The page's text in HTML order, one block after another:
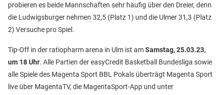
probieren es beide Mannschaften sehr häufig über den Dreier, denn
die Ludwigsburger nehmen 32,5 (Platz 1) und die Ulmer 31,3 (Platz
2) Versuche pro Spiel.
Tip-Off in der ratiopharm arena in Ulm ist amSamstag, 25.03.23,
um 18 Uhr. Alle Partien der easyCredit Basketball Bundesliga sowie
alle Spiele des Magenta Sport BBL Pokals überträgt Magenta Sport
live über MagentaTV, die MagentaSport-App und unter